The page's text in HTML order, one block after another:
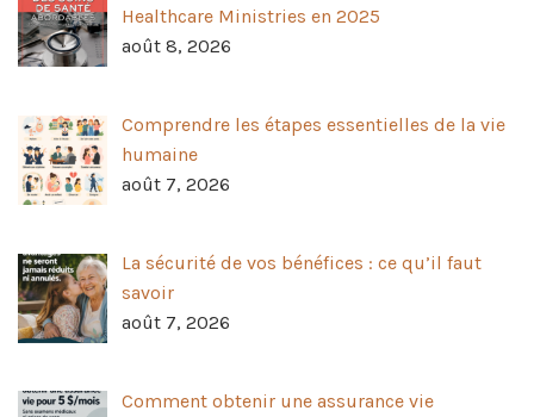
Healthcare Ministries en 2025
août 8, 2026
Comprendre les étapes essentielles de la vie
humaine
août 7, 2026
La sécurité de vos bénéfices : ce qu’il faut
savoir
août 7, 2026
Comment obtenir une assurance vie